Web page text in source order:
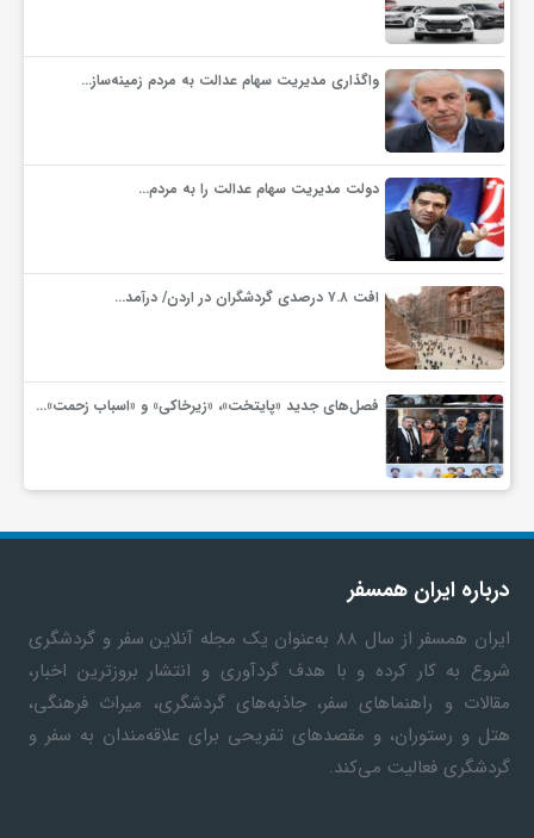
واگذاری مدیریت سهام عدالت به مردم زمینه‌ساز…
دولت مدیریت سهام عدالت را به مردم…
افت ۷.۸ درصدی گردشگران در اردن/ درآمد…
فصل‌های جدید «پایتخت»، «زیرخاکی» و «اسباب زحمت»…
درباره ایران همسفر
ایران همسفر
از سال ۸۸ به‎‌عنوان یک مجله آنلاین سفر و گردشگری
شروع به کار کرده و با هدف گردآوری و انتشار بروزترین اخبار،
مقالات و راهنماهای سفر، جاذبه‌های گردشگری، میراث فرهنگی،
هتل و رستوران، و مقصدهای تفریحی برای علاقه‌مندان به سفر و
گردشگری فعالیت می‌کند.